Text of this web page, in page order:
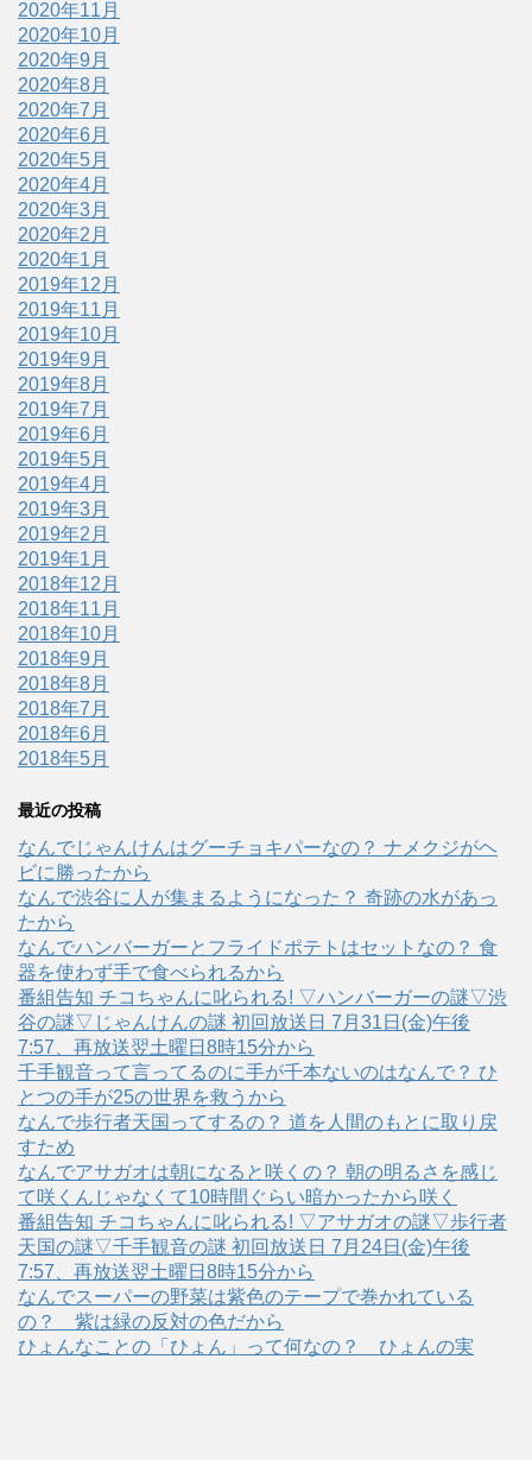
2020年11月
2020年10月
2020年9月
2020年8月
2020年7月
2020年6月
2020年5月
2020年4月
2020年3月
2020年2月
2020年1月
2019年12月
2019年11月
2019年10月
2019年9月
2019年8月
2019年7月
2019年6月
2019年5月
2019年4月
2019年3月
2019年2月
2019年1月
2018年12月
2018年11月
2018年10月
2018年9月
2018年8月
2018年7月
2018年6月
2018年5月
最近の投稿
なんでじゃんけんはグーチョキパーなの？ ナメクジがヘ
ビに勝ったから
なんで渋谷に人が集まるようになった？ 奇跡の水があっ
たから
なんでハンバーガーとフライドポテトはセットなの？ 食
器を使わず手で食べられるから
番組告知 チコちゃんに叱られる! ▽ハンバーガーの謎▽渋
谷の謎▽じゃんけんの謎 初回放送日 7月31日(金)午後
7:57、再放送翌土曜日8時15分から
千手観音って言ってるのに手が千本ないのはなんで？ ひ
とつの手が25の世界を救うから
なんで歩行者天国ってするの？ 道を人間のもとに取り戻
すため
なんでアサガオは朝になると咲くの？ 朝の明るさを感じ
て咲くんじゃなくて10時間ぐらい暗かったから咲く
番組告知 チコちゃんに叱られる! ▽アサガオの謎▽歩行者
天国の謎▽千手観音の謎 初回放送日 7月24日(金)午後
7:57、再放送翌土曜日8時15分から
なんでスーパーの野菜は紫色のテープで巻かれている
の？ 紫は緑の反対の色だから
ひょんなことの「ひょん」って何なの？ ひょんの実